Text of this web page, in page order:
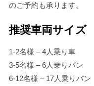
のご予約も承ります。
推奨車両サイズ
1-2名様 – 4人乗り車
3-5名様 – 6人乗りバン
6-12名様 – 17人乗りバン